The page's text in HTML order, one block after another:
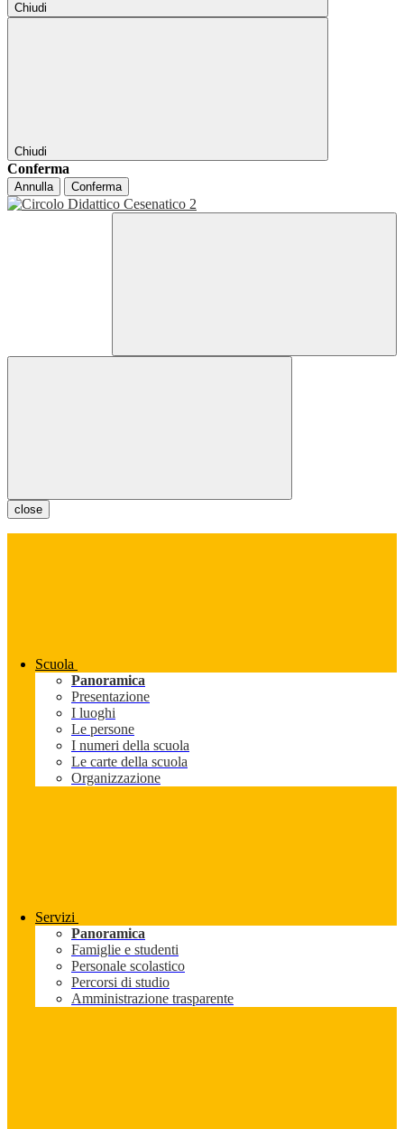
Chiudi
Chiudi
Conferma
Annulla Conferma
close
Scuola
Panoramica
Presentazione
I luoghi
Le persone
I numeri della scuola
Le carte della scuola
Organizzazione
Servizi
Panoramica
Famiglie e studenti
Personale scolastico
Percorsi di studio
Amministrazione trasparente